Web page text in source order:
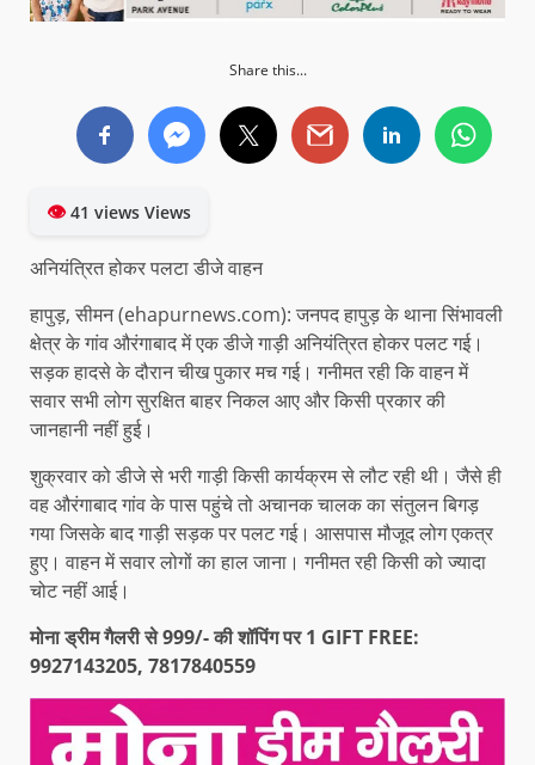
Share this...
👁41 views Views
अनियंत्रित होकर पलटा डीजे वाहन
हापुड़, सीमन (ehapurnews.com): जनपद हापुड़ के थाना सिंभावली
क्षेत्र के गांव औरंगाबाद में एक डीजे गाड़ी अनियंत्रित होकर पलट गई।
सड़क हादसे के दौरान चीख पुकार मच गई। गनीमत रही कि वाहन में
सवार सभी लोग सुरक्षित बाहर निकल आए और किसी प्रकार की
जानहानी नहीं हुई।
शुक्रवार को डीजे से भरी गाड़ी किसी कार्यक्रम से लौट रही थी। जैसे ही
वह औरंगाबाद गांव के पास पहुंचे तो अचानक चालक का संतुलन बिगड़
गया जिसके बाद गाड़ी सड़क पर पलट गई। आसपास मौजूद लोग एकत्र
हुए। वाहन में सवार लोगों का हाल जाना। गनीमत रही किसी को ज्यादा
चोट नहीं आई।
मोना ड्रीम गैलरी से 999/- की शॉपिंग पर 1 GIFT FREE:
9927143205, 7817840559